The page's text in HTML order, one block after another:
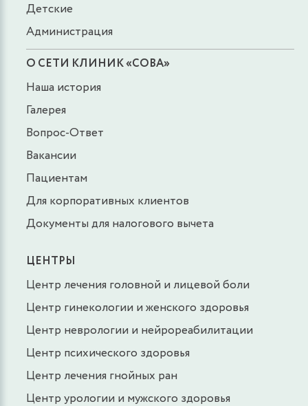
Детские
Администрация
О СЕТИ КЛИНИК «СОВА»
Наша история
Галерея
Вопрос-Ответ
Вакансии
Пациентам
Для корпоративных клиентов
Документы для налогового вычета
ЦЕНТРЫ
Центр лечения головной и лицевой боли
Центр гинекологии и женского здоровья
Центр неврологии и нейрореабилитации
Центр психического здоровья
Центр лечения гнойных ран
Центр урологии и мужского здоровья